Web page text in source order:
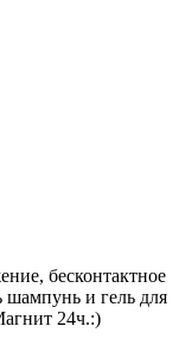
бесконтактное
шампунь и гель для
24ч.:)